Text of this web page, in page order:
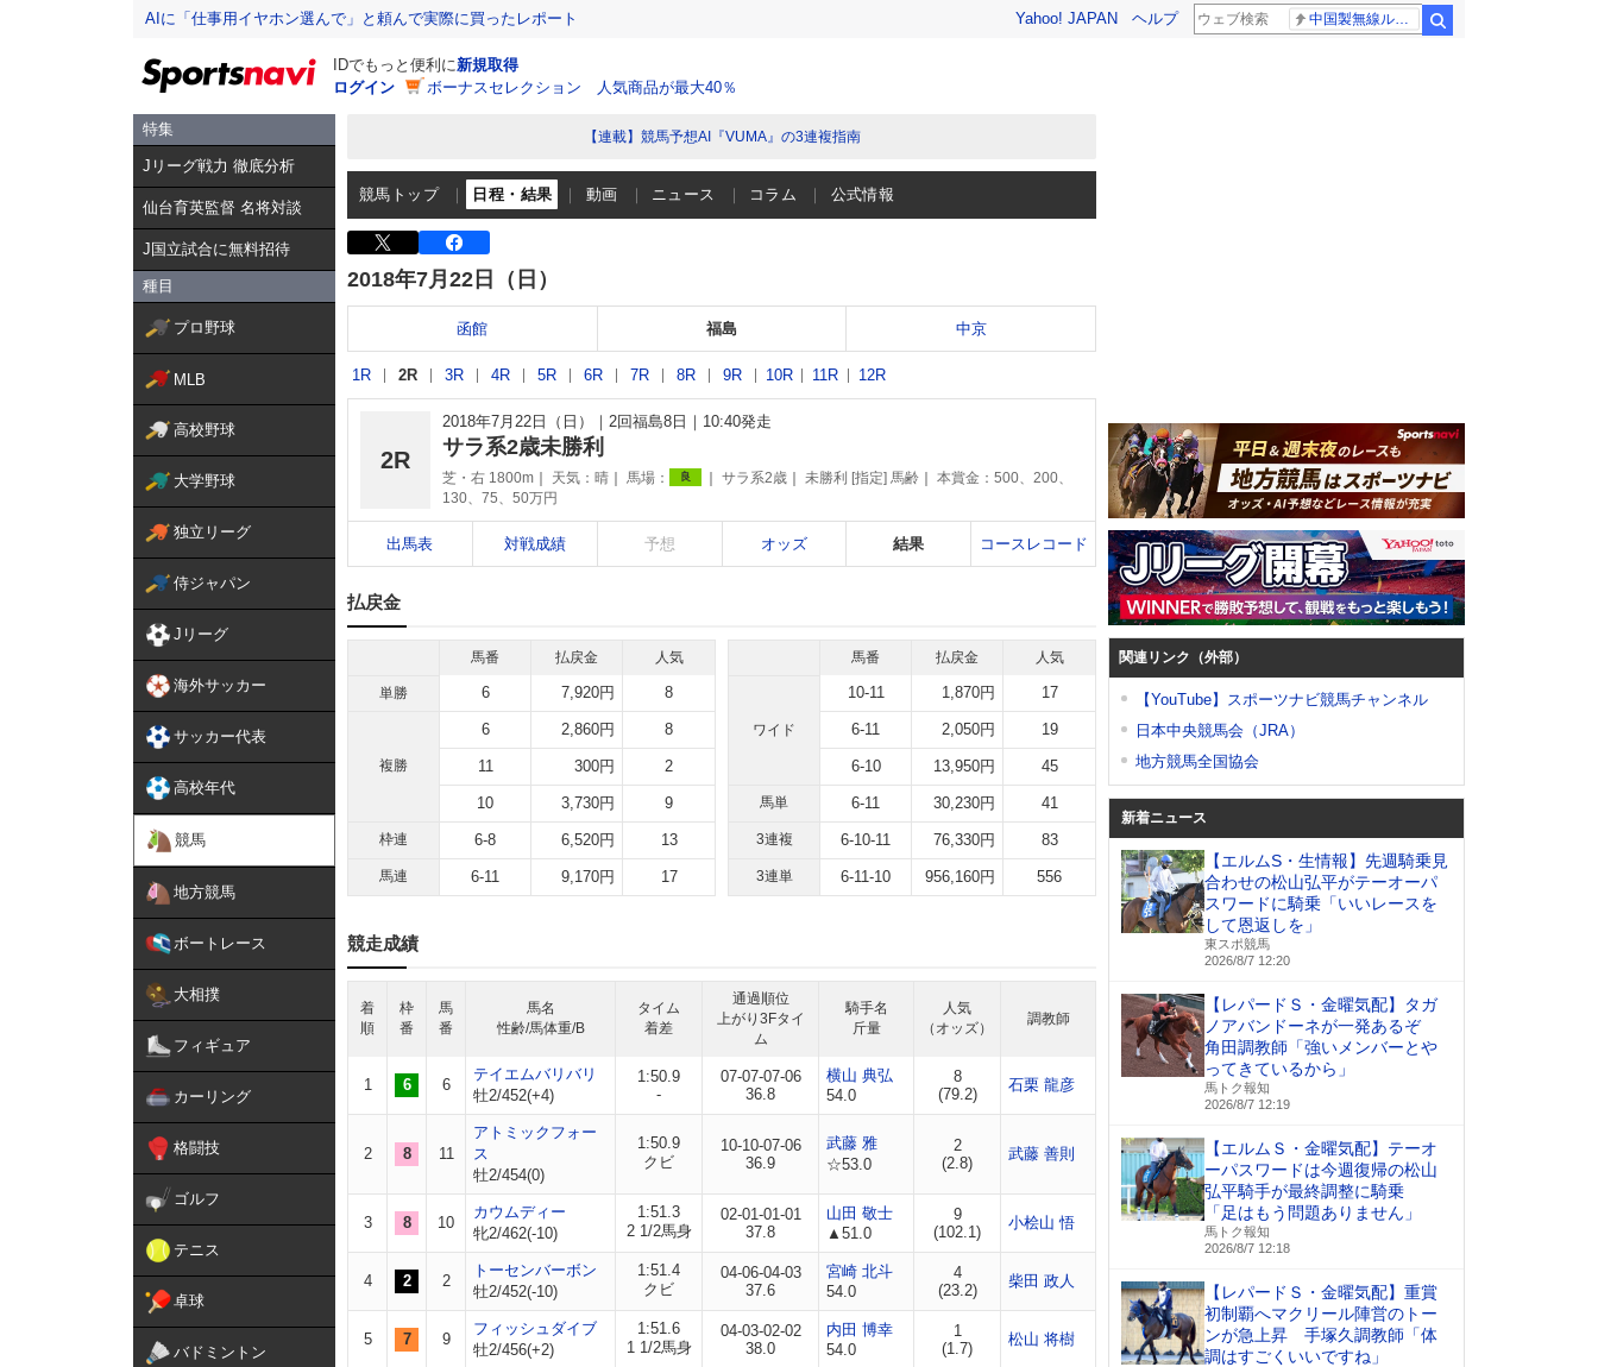
AIに「仕事用イヤホン選んで」と頼んで実際に買ったレポート Yahoo! JAPAN ヘルプ
IDでもっと便利に新規取得
ログイン
ボーナスセレクション 人気商品が最大40％
特集
Jリーグ戦力 徹底分析
仙台育英監督 名将対談
J国立試合に無料招待
種目
プロ野球
MLB
高校野球
大学野球
独立リーグ
侍ジャパン
Jリーグ
海外サッカー
サッカー代表
高校年代
競馬
地方競馬
ボートレース
大相撲
フィギュア
カーリング
格闘技
ゴルフ
テニス
卓球
バドミントン
【連載】競馬予想AI『VUMA』の3連複指南
競馬トップ 日程・結果 動画 ニュース コラム 公式情報
2018年7月22日（日）
函館 福島 中京
1R 2R 3R 4R 5R 6R 7R 8R 9R 10R 11R 12R
2R
2018年7月22日（日） 2回福島8日 10:40発走
サラ系2歳未勝利
芝・右 1800m 天気： 晴 馬場： 良 サラ系2歳 未勝利 [指定] 馬齢
本賞金：500、200、
130、75、50万円
出馬表 対戦成績 予想 オッズ 結果 コースレコード
払戻金
馬番 払戻金 人気
単勝 6 7,920円 8
複勝
6 2,860円 8
11 300円 2
10 3,730円 9
枠連 6-8 6,520円 13
馬連 6-11 9,170円 17
馬番 払戻金 人気
ワイド
10-11 1,870円 17
6-11 2,050円 19
6-10 13,950円 45
馬単 6-11 30,230円 41
3連複 6-10-11 76,330円 83
3連単 6-11-10 956,160円 556
競走成績
着
順
枠
番
馬
番
馬名
性齢/馬体重/B
タイム
着差
通過順位
上がり3Fタイ
ム
騎手名
斤量
人気
（オッズ）
調教師
1 6 6
テイエムバリバリ
牡2/452(+4)
1:50.9
-
07-07-07-06
36.8
横山 典弘
54.0
8
(79.2)
石栗 龍彦
2 8 11
アトミックフォー
ス
牡2/454(0)
1:50.9
クビ
10-10-07-06
36.9
武藤 雅
☆53.0
2
(2.8)
武藤 善則
3 8 10
カウムディー
牝2/462(-10)
1:51.3
2 1/2馬身
02-01-01-01
37.8
山田 敬士
▲51.0
9
(102.1)
小桧山 悟
4 2 2
トーセンバーボン
牡2/452(-10)
1:51.4
クビ
04-06-04-03
37.6
宮崎 北斗
54.0
4
(23.2)
柴田 政人
5 7 9
フィッシュダイブ
牡2/456(+2)
1:51.6
1 1/2馬身
04-03-02-02
38.0
内田 博幸
54.0
1
(1.7)
松山 将樹
関連リンク（外部）
【YouTube】スポーツナビ競馬チャンネル
日本中央競馬会（JRA）
地方競馬全国協会
新着ニュース
【エルムS・生情報】先週騎乗見
合わせの松山弘平がテーオーパ
スワードに騎乗「いいレースを
して恩返しを」
東スポ競馬
2026/8/7 12:20
【レパードＳ・金曜気配】タガ
ノアバンドーネが一発あるぞ
角田調教師「強いメンバーとや
ってきているから」
馬トク報知
2026/8/7 12:19
【エルムＳ・金曜気配】テーオ
ーパスワードは今週復帰の松山
弘平騎手が最終調整に騎乗
「足はもう問題ありません」
馬トク報知
2026/8/7 12:18
【レパードＳ・金曜気配】重賞
初制覇へマクリール陣営のトー
ンが急上昇 手塚久調教師「体
調はすごくいいですね」